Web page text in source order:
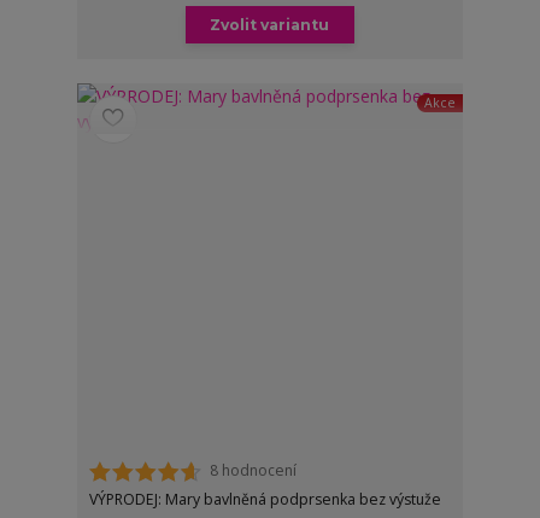
Zvolit variantu
Akce
8 hodnocení
VÝPRODEJ: Mary bavlněná podprsenka bez výstuže